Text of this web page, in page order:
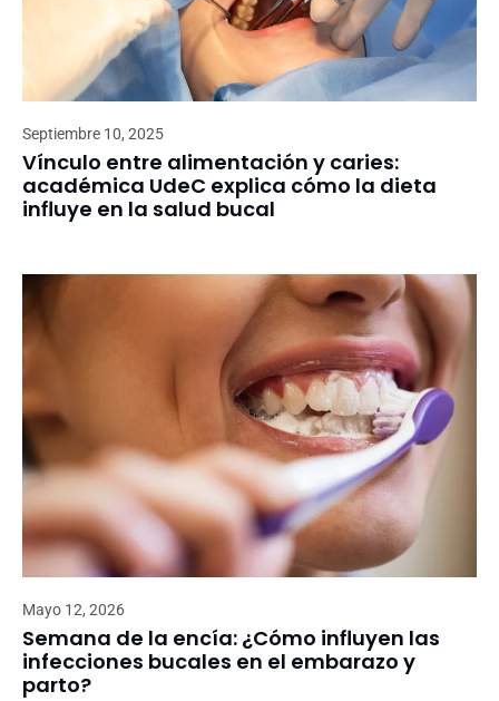
Septiembre 10, 2025
Vínculo entre alimentación y caries:
académica UdeC explica cómo la dieta
influye en la salud bucal
Mayo 12, 2026
Semana de la encía: ¿Cómo influyen las
infecciones bucales en el embarazo y
parto?